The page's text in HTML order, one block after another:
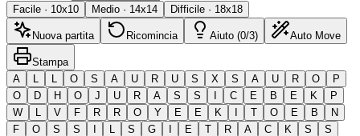
Facile · 10x10 Medio · 14x14 Difficile · 18x18
Nuova partita Ricomincia Aiuto (0/3) Auto Move
Stampa
A
L L O S A U R U S X S A U R O
P
O
D H O J U R A S S I C E B E K
P
W
L V F R R O Y E E K I T O E B
N
F
O S S I L S G I E T R A C K S
S